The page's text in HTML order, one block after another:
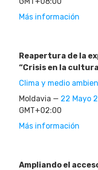
Más información
Reapertura de la
“Crisis en la
Clima y medio
Moldavia — 22 Mayo
GMT+02:00
Más información
Ampliando el